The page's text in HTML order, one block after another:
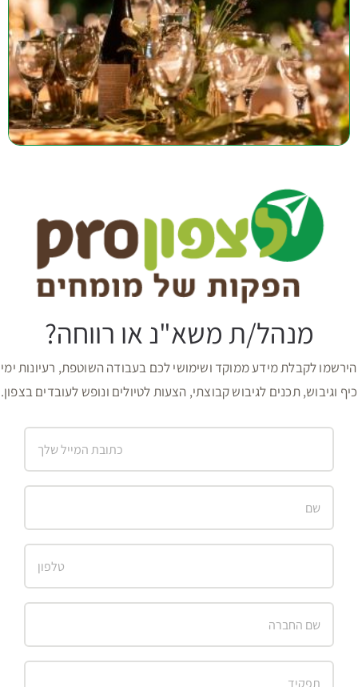
מנהל/ת משא"נ או רווחה?
הירשמו לקבלת מידע ממוקד ושימושי לכם בעבודה השוטפת, רעיונות ימי
כיף וגיבוש, תכנים לגיבוש קבוצתי, הצעות לטיולים ונופש לעובדים בצפון.